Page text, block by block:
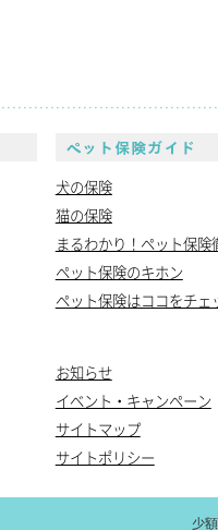
運営会社について
犬の保険
猫の保険
まるわかり！ペット保険
ペット保険のキホン
ペット保険はココをチェ
お知らせ
イベント・キャンペーン
サイトマップ
サイトポリシー
少